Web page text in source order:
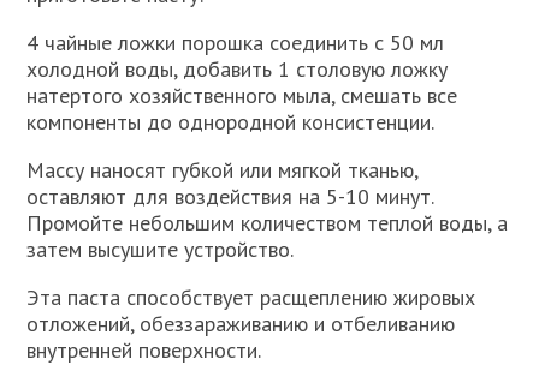
4 чайные ложки порошка соединить с 50 мл
холодной воды, добавить 1 столовую ложку
натертого хозяйственного мыла, смешать все
компоненты до однородной консистенции.
Массу наносят губкой или мягкой тканью,
оставляют для воздействия на 5-10 минут.
Промойте небольшим количеством теплой воды, а
затем высушите устройство.
Эта паста способствует расщеплению жировых
отложений, обеззараживанию и отбеливанию
внутренней поверхности.